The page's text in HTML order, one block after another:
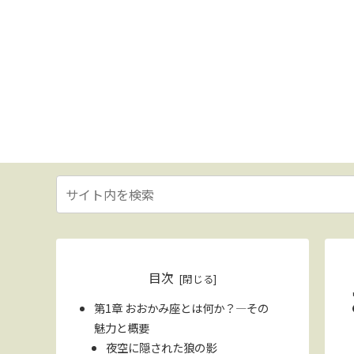
目次
第1章 おおかみ座とは何か？—その
魅力と概要
夜空に隠された狼の影